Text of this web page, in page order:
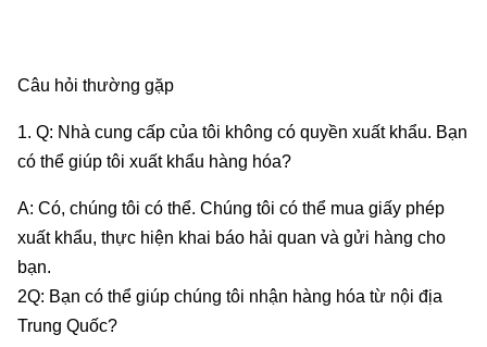
Câu hỏi thường gặp
1. Q: Nhà cung cấp của tôi không có quyền xuất khẩu. Bạn
có thể giúp tôi xuất khẩu hàng hóa?
A: Có, chúng tôi có thể. Chúng tôi có thể mua giấy phép
xuất khẩu, thực hiện khai báo hải quan và gửi hàng cho
bạn.
2Q: Bạn có thể giúp chúng tôi nhận hàng hóa từ nội địa
Trung Quốc?